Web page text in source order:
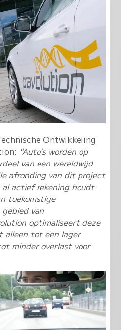
Ontwikkeling
"Auto's worden op
van een wereldwijd
afronding van dit project
actief rekening houdt
toekomstige
van
optimaliseert deze
alleen tot een lager
minder overlast voor